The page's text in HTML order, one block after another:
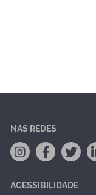
NAS REDES
ACESSIBILIDADE